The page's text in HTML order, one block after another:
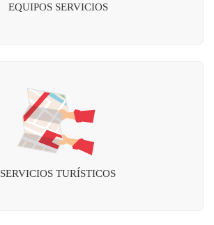
EQUIPOS SERVICIOS
SERVICIOS TURÍSTICOS